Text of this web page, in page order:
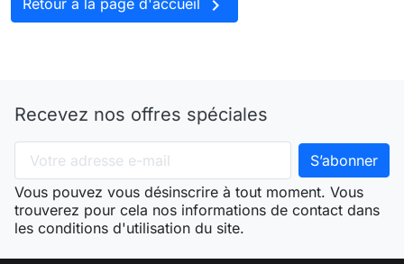
Retour à la page d'accueil 
Recevez nos offres spéciales
Vous pouvez vous désinscrire à tout moment. Vous
trouverez pour cela nos informations de contact dans
les conditions d'utilisation du site.